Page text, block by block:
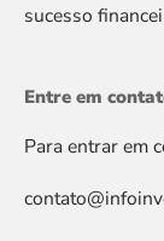
sucesso
Entre em
Para entrar em